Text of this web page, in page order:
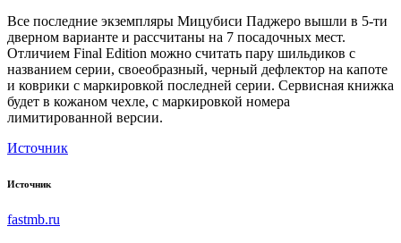
Все последние экземпляры Мицубиси Паджеро вышли в 5-ти
дверном варианте и рассчитаны на 7 посадочных мест.
Отличием Final Edition можно считать пару шильдиков с
названием серии, своеобразный, черный дефлектор на капоте
и коврики с маркировкой последней серии. Сервисная книжка
будет в кожаном чехле, с маркировкой номера
лимитированной версии.
Источник
Источник
fastmb.ru